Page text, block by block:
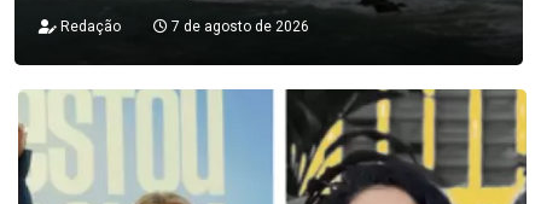
Redação 7 de agosto de 2026